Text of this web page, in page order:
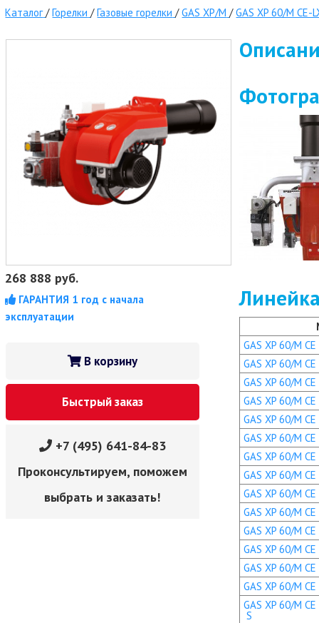
Каталог /Горелки /Газовые горелки /GAS XP/M /GAS XP 60/M CE-
268 888 руб.
ГАРАНТИЯ 1 год с начала
эксплуатации
В корзину
Быстрый заказ
+7 (495) 641-84-83
Проконсультируем, поможем
выбрать и заказать!
GAS XP 60/M CE
GAS XP 60/M
GAS XP 60/M
GAS XP 60/M
GAS XP 60/M
GAS XP 60/M
GAS XP 60/M
GAS XP 60/M
GAS XP 60/M
GAS XP 60/M
GAS XP 60/M
GAS XP 60/M
GAS XP 60/M
GAS XP 60/M
GAS XP 60/M
S